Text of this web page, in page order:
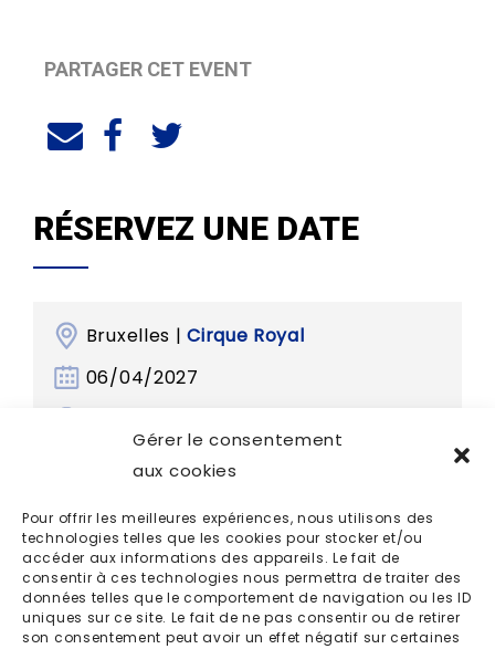
Gérer le consentement
aux cookies
Pour offrir les meilleures expériences, nous utilisons des
technologies telles que les cookies pour stocker et/ou
accéder aux informations des appareils. Le fait de
consentir à ces technologies nous permettra de traiter des
données telles que le comportement de navigation ou les ID
uniques sur ce site. Le fait de ne pas consentir ou de retirer
son consentement peut avoir un effet négatif sur certaines
PARTAGER CET EVENT
RÉSERVEZ UNE DATE
Bruxelles |Cirque Royal
06/04/2027